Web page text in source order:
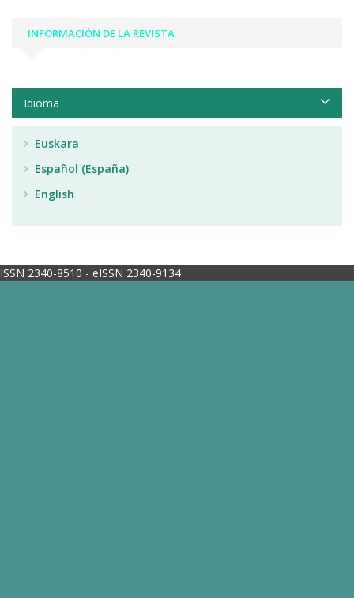
INFORMACIÓN DE LA REVISTA
Idioma
Euskara
Español (España)
English
ISSN 2340-8510 - eISSN 2340-9134